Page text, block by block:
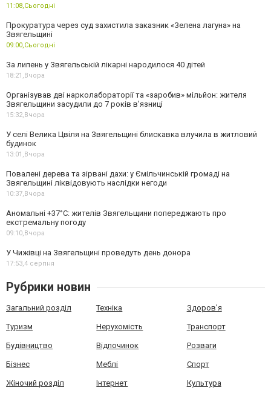
11:08, Сьогодні
Прокуратура через суд захистила заказник «Зелена лагуна» на
Звягельщині
09:00, Сьогодні
За липень у Звягельській лікарні народилося 40 дітей
18:21, Вчора
Організував дві нарколабораторії та «заробив» мільйон: жителя
Звягельщини засудили до 7 років в'язниці
15:32, Вчора
У селі Велика Цвіля на Звягельщині блискавка влучила в житловий
будинок
13:01, Вчора
Повалені дерева та зірвані дахи: у Ємільчинській громаді на
Звягельщині ліквідовують наслідки негоди
10:37, Вчора
Аномальні +37°C: жителів Звягельщини попереджають про
екстремальну погоду
09:10, Вчора
У Чижівці на Звягельщині проведуть день донора
17:53, 4 серпня
Рубрики новин
Загальний розділ Техніка Здоров'я
Туризм Нерухомість Транспорт
Будівництво Відпочинок Розваги
Бізнес Меблі Спорт
Жіночий розділ Інтернет Культура